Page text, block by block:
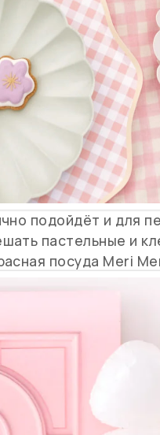
подойдёт и для
пастельные и
посуда Meri